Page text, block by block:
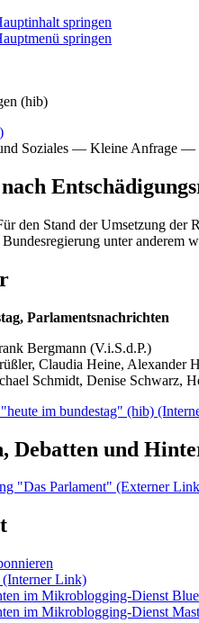
springen
springen
(hib)
Soziales — Kleine Anfrage —
den Stand der Umsetzung der
unter
Parlamentsnachrichten
Bergmann (V.i.S.d.P.)
Claudia Heine, Alexander
Schmidt, Denise Schwarz,
im bundestag" (hib)
Debatten und
"Das Parlament" (Externer
(Interner Link)
im Mikroblogging-Dienst
im Mikroblogging-Dienst